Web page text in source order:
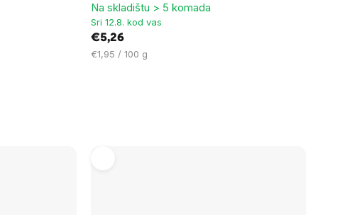
Na skladištu > 5 komada
Sri 12.8. kod vas
€5,26
Cijena
€1,95 / 100 g